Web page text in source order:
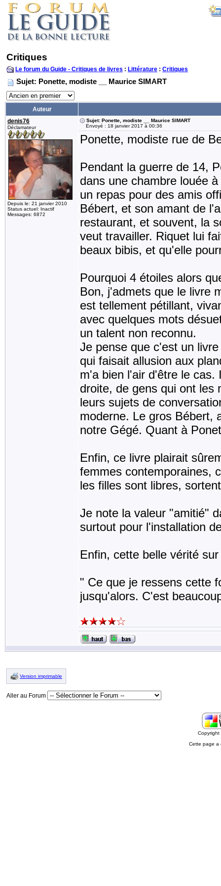
Critiques
Le forum du Guide - Critiques de livres : Littérature : Critiques
Sujet: Ponette, modiste __ Maurice SIMART
Auteur
denis76
Déclamateur
Depuis le: 21 janvier 2010
Status actuel: Inactif
Messages: 6872
Sujet: Ponette, modiste __ Maurice SIMART
Envoyé : 18 janvier 2017 à 00:36
Ponette, modiste rue de
Pendant la guerre de 14,
dans une chambre louée
un repas pour des amis
Bébert, et son amant de
restaurant, et souvent, la
veut travailler. Riquet lui
beaux bibis, et qu'elle
Pourquoi 4 étoiles alors
Bon, j'admets que le livre
est tellement pétillant,
avec quelques mots
un talent non reconnu.
Je pense que c'est un
qui faisait allusion aux
m'a bien l'air d'être le cas.
droite, de gens qui ont les
leurs sujets de
moderne. Le gros Bébert,
notre Gégé. Quant à
Enfin, ce livre plairait
femmes contemporaines,
les filles sont libres,
Je note la valeur "amitié"
surtout pour l'installation
Enfin, cette belle vérité
" Ce que je ressens cette
jusqu'alors. C'est
Version imprimable
Aller au Forum
Cette page a